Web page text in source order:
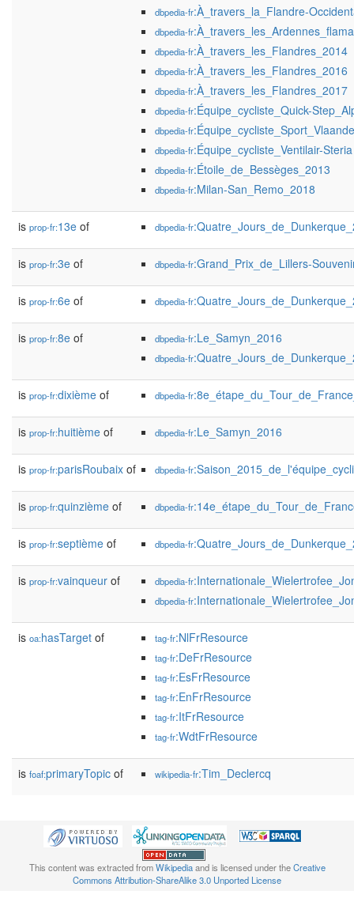
dbpedia-fr:À_travers_la_Flandre-
dbpedia-fr
dbpedia-fr:À_travers_les_Flandres_2014
dbpedia-fr:À_travers_les_Flandres_2016
dbpedia-fr:À_travers_les_Flandres_2017
dbpedia-fr:Équipe_cycliste_Quick-
dbpedia-fr
dbpedia-fr:Équipe_cycliste_Ventilair-Steria
dbpedia-fr:Étoile_de_Bessèges_2013
dbpedia-fr:Milan-San_Remo_2018
is prop-fr:13e of dbpedia-fr
is prop-fr:3e of dbpedia-fr:Grand_Prix_de_Lillers-
is prop-fr:6e of dbpedia-fr
is prop-fr:8e of dbpedia-fr:Le_Samyn_2016
dbpedia-fr
is prop-fr:dixième of dbpedia-fr
is prop-fr:huitième of dbpedia-fr:Le_Samyn_2016
is prop-fr:parisRoubaix of dbpedia-fr
is prop-fr:quinzième of dbpedia-fr
is prop-fr:septième of dbpedia-fr
is prop-fr:vainqueur of dbpedia-fr
dbpedia-fr
is oa:hasTarget of tag-fr:NlFrResource
tag-fr:DeFrResource
tag-fr:EsFrResource
tag-fr:EnFrResource
tag-fr:ItFrResource
tag-fr:WdtFrResource
is foaf:primaryTopic of wikipedia-fr:Tim_Declercq
This content was extracted fromWikipediaand is licensed under theCreative
Commons Attribution-ShareAlike 3.0 Unported License